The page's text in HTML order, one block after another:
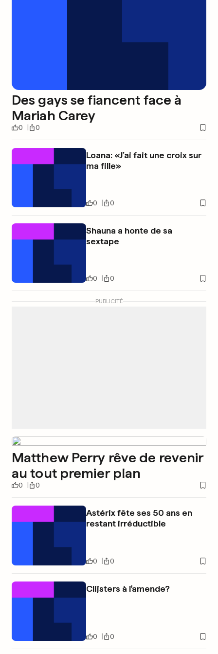
Des gays se fiancent face à
Mariah Carey
0 0
Loana: «J’ai fait une croix sur
ma fille»
0 0
Shauna a honte de sa
sextape
0 0
PUBLICITÉ
Matthew Perry rêve de revenir
au tout premier plan
0 0
Astérix fête ses 50 ans en
restant irréductible
0 0
Clijsters à l'amende?
0 0